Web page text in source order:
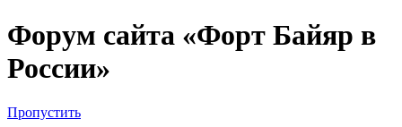
Форум сайта «Форт Байяр в
России»
Пропустить